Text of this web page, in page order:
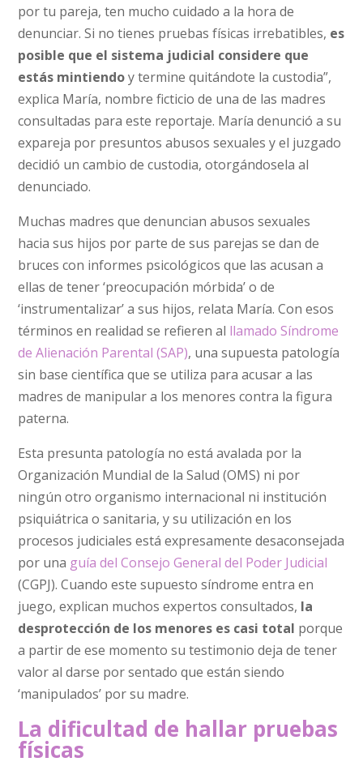
por tu pareja, ten mucho cuidado a la hora de
denunciar. Si no tienes pruebas físicas irrebatibles, es
posible que el sistema judicial considere que
estás mintiendoy termine quitándote la custodia”,
explica María, nombre ficticio de una de las madres
consultadas para este reportaje. María denunció a su
expareja por presuntos abusos sexuales y el juzgado
decidió un cambio de custodia, otorgándosela al
denunciado.
Muchas madres que denuncian abusos sexuales
hacia sus hijos por parte de sus parejas se dan de
bruces con informes psicológicos que las acusan a
ellas de tener ‘preocupación mórbida’ o de
‘instrumentalizar’ a sus hijos, relata María. Con esos
términos en realidad se refieren al llamado Síndrome
de Alienación Parental (SAP), una supuesta patología
sin base científica que se utiliza para acusar a las
madres de manipular a los menores contra la figura
paterna.
Esta presunta patología no está avalada por la
Organización Mundial de la Salud (OMS) ni por
ningún otro organismo internacional ni institución
psiquiátrica o sanitaria, y su utilización en los
procesos judiciales está expresamente desaconsejada
por una guía del Consejo General del Poder Judicial
(CGPJ). Cuando este supuesto síndrome entra en
juego, explican muchos expertos consultados, la
desprotección de los menores es casi total porque
a partir de ese momento su testimonio deja de tener
valor al darse por sentado que están siendo
‘manipulados’ por su madre.
La dificultad de hallar pruebas
físicas